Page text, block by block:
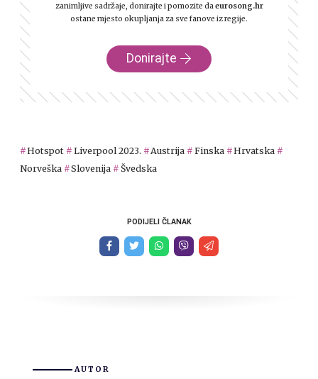
zanimljive sadržaje, donirajte i pomozite daeurosong.hr
ostane mjesto okupljanja za sve fanove iz regije.
Donirajte
Hotspot Liverpool 2023. Austrija Finska
Hrvatska
Norveška
Slovenija Švedska
PODIJELI ČLANAK
AUTOR